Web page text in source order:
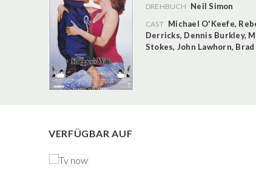
DREHBUCH Neil Simon
CAST Michael O'Keefe,
Derricks, Dennis Burkley,
Stokes, John Lawhorn,
VERFÜGBAR AUF